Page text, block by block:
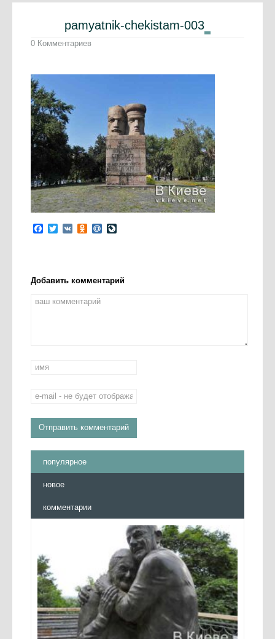
pamyatnik-chekistam-003
0 Комментариев
Facebook
Twitter
VK Odnoklassniki
Mail.Ru
Добавить комментарий
популярное
новое
комментарии